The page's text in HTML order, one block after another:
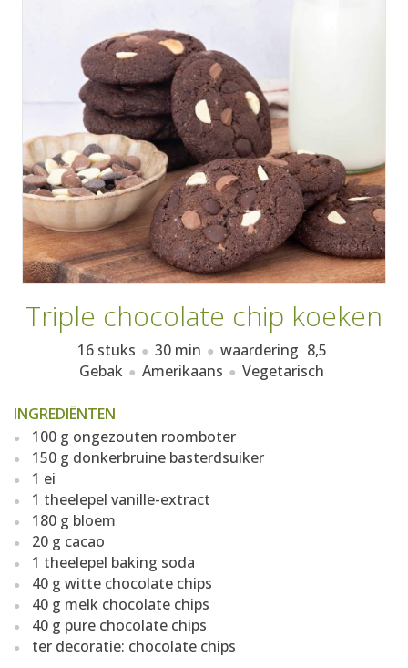
WEEKMENU'S
KOOKBOEKEN
Triple chocolate chip koeken
16 stuks 30 min waardering 8,5
Gebak
Amerikaans Vegetarisch
INGREDIËNTEN
100 g ongezouten roomboter
150 g donkerbruine basterdsuiker
1 ei
1 theelepel vanille-extract
180 g bloem
20 g cacao
1 theelepel baking soda
40 g witte chocolate chips
40 g melk chocolate chips
40 g pure chocolate chips
ter decoratie: chocolate chips